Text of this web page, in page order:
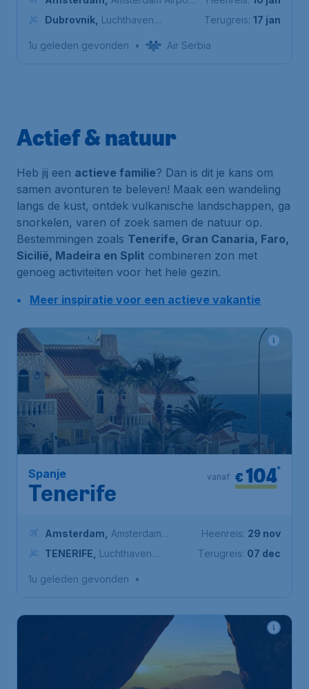
Schiphol
Dubrovnik Luchthaven
Terugreis: 17 jan
1u geleden gevonden • Air Serbia
Actief & natuur
Heb jij een actieve familie? Dan is dit je kans om
samen avonturen te beleven! Maak een wandeling
langs de kust, ontdek vulkanische landschappen, ga
snorkelen, varen of zoek samen de natuur op.
Bestemmingen zoals Tenerife, Gran Canaria, Faro,
Sicilië, Madeira en Split combineren zon met
genoeg activiteiten voor het hele gezin.
Meer inspiratie voor een actieve vakantie
Spanje
Tenerife
€104*
vanaf
Amsterdam
Amsterdam
Airport Schiphol
TENERIFE
Luchthaven
Heenreis: 29 nov
Terugreis: 07 dec
1u geleden gevonden •